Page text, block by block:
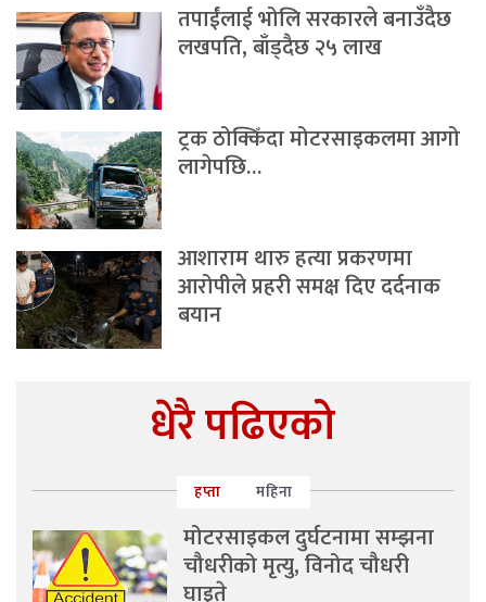
तपाईंलाई भोलि सरकारले बनाउँदैछ
लखपति, बाँड्दैछ २५ लाख
ट्रक ठोक्किँदा मोटरसाइकलमा आगो
लागेपछि…
आशाराम थारु हत्या प्रकरणमा
आरोपीले प्रहरी समक्ष दिए दर्दनाक
बयान
धेरै पढिएको
हप्ता महिना
मोटरसाइकल दुर्घटनामा सम्झना
चौधरीको मृत्यु, विनोद चौधरी